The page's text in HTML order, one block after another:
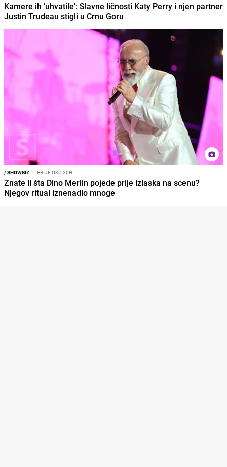
Kamere ih 'uhvatile': Slavne ličnosti Katy Perry i njen partner
Justin Trudeau stigli u Crnu Goru
/SHOWBIZ I PRIJE OKO 20H
Znate li šta Dino Merlin pojede prije izlaska na scenu?
Njegov ritual iznenadio mnoge